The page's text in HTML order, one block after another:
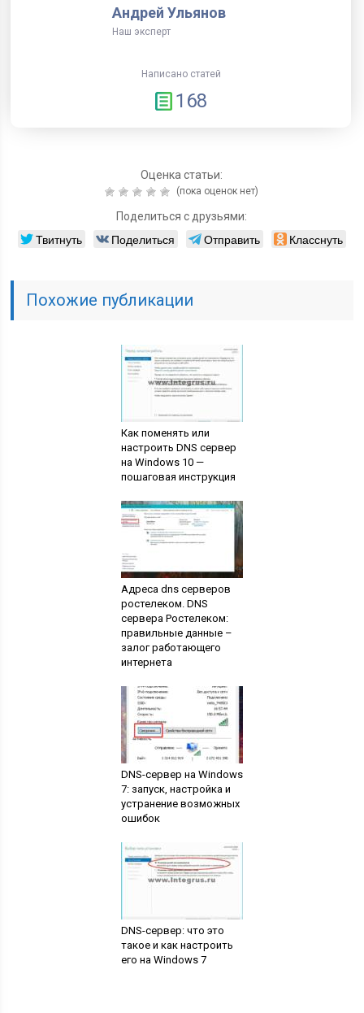
Андрей Ульянов
Наш эксперт
Написано статей
168
Оценка статьи:
(пока оценок нет)
Поделиться с друзьями:
Твитнуть Поделиться Отправить Класснуть
Похожие публикации
Как поменять или
настроить DNS сервер
на Windows 10 —
пошаговая инструкция
Адреса dns серверов
ростелеком. DNS
сервера Ростелеком:
правильные данные –
залог работающего
интернета
DNS-сервер на Windows
7: запуск, настройка и
устранение возможных
ошибок
DNS-сервер: что это
такое и как настроить
его на Windows 7